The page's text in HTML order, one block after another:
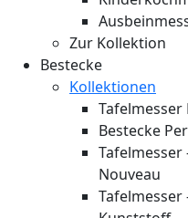
Zur Kollektion
Bestecke
Kollektionen
Tafelmesser
Bestecke
Nouveau